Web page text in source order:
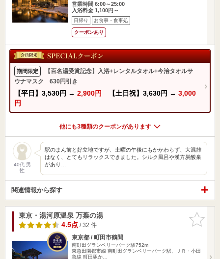
営業時間 6:00～25:00
入浴料金 1,100円～
日帰り お食事・食事処
クーポンあり
期間限定
【百名湯受賞記念】入浴+レンタルタオル+今治タオルサ
ウナマスク 630円引き
【平日】 3,530円 → 2,900円 【土日祝】 3,630円 → 3,000
円
他にも3種類のクーポンがあります
40代 男
性
駅のまん前と好立地ですが、土曜の午後にもかかわらず、大混雑
はなく、とてもリラックスできました。シルク風呂や漢方炭酸泉
があり…
関連情報から探す
お気に入
りに追加
東京・湯河原温泉 万葉の湯
4.5点/ 32 件
東京都 / 町田市鶴間
南町田グランベリーパーク駅752m
東急田園都市線 南町田グランベリーパーク駅、ＪＲ・小田
急線 町田駅か…